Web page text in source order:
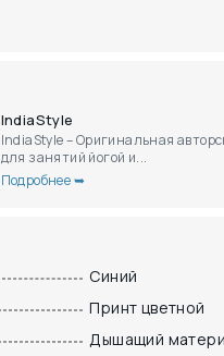
IndiaStyle
IndiaStyle – Оригинальная
для занятий йогой и...
Подробнее ➥
Синий
Принт цветной
Дышащий